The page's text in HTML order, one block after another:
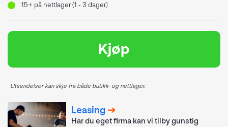
15+ på nettlager (1 - 3 dager)
Kjøp
Utsendelser kan skje fra både butikk- og nettlager.
Leasing
Har du eget firma kan vi tilby gunstig